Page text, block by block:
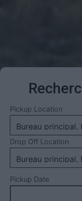
Pickup Location
Drop Off Location
Pickup Date